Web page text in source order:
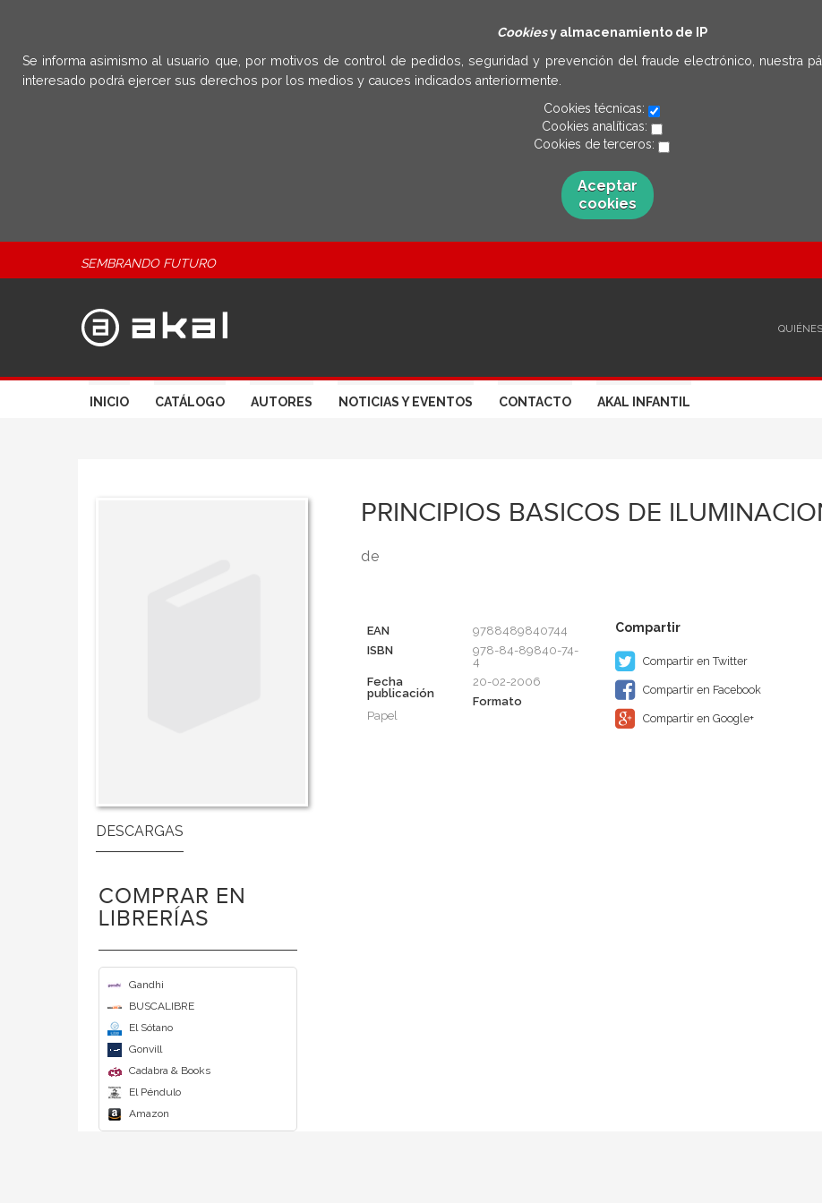
Cookiesy almacenamiento de IP
Se informa asimismo al usuario que, por motivos de control de pedidos, seguridad y prevención del fraude electrónico, nuestra
interesado podrá ejercer sus derechos por los medios y cauces indicados anteriormente.
Cookies técnicas:
Cookies analíticas:
Cookies de terceros:
Aceptar
cookies
SEMBRANDO FUTURO
INICIO CATÁLOGO AUTORES NOTICIAS Y EVENTOS CONTACTO AKAL INFANTIL
COMPRAR EN
LIBRERÍAS
Gandhi
BUSCALIBRE
El Sótano
Gonvill
Cadabra & Books
El Péndulo
Amazon
PRINCIPIOS BASICOS DE
de
EAN
9788489840744
ISBN
978-84-89840-74-
4
Fecha
publicación
20-02-2006
Formato
Papel
Compartir en Twitter
Compartir en Facebook
Compartir en Google+